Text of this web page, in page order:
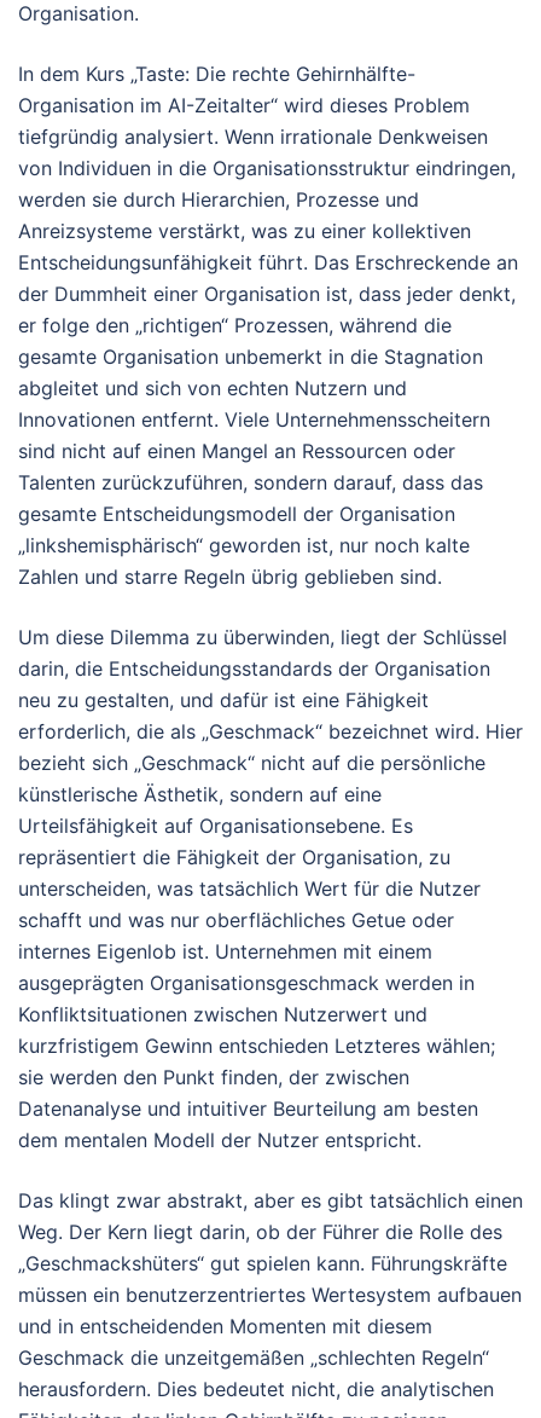
Organisation.
In dem Kurs „Taste: Die rechte Gehirnhälfte-
Organisation im AI-Zeitalter“ wird dieses Problem
tiefgründig analysiert. Wenn irrationale Denkweisen
von Individuen in die Organisationsstruktur eindringen,
werden sie durch Hierarchien, Prozesse und
Anreizsysteme verstärkt, was zu einer kollektiven
Entscheidungsunfähigkeit führt. Das Erschreckende an
der Dummheit einer Organisation ist, dass jeder denkt,
er folge den „richtigen“ Prozessen, während die
gesamte Organisation unbemerkt in die Stagnation
abgleitet und sich von echten Nutzern und
Innovationen entfernt. Viele Unternehmensscheitern
sind nicht auf einen Mangel an Ressourcen oder
Talenten zurückzuführen, sondern darauf, dass das
gesamte Entscheidungsmodell der Organisation
„linkshemisphärisch“ geworden ist, nur noch kalte
Zahlen und starre Regeln übrig geblieben sind.
Um diese Dilemma zu überwinden, liegt der Schlüssel
darin, die Entscheidungsstandards der Organisation
neu zu gestalten, und dafür ist eine Fähigkeit
erforderlich, die als „Geschmack“ bezeichnet wird. Hier
bezieht sich „Geschmack“ nicht auf die persönliche
künstlerische Ästhetik, sondern auf eine
Urteilsfähigkeit auf Organisationsebene. Es
repräsentiert die Fähigkeit der Organisation, zu
unterscheiden, was tatsächlich Wert für die Nutzer
schafft und was nur oberflächliches Getue oder
internes Eigenlob ist. Unternehmen mit einem
ausgeprägten Organisationsgeschmack werden in
Konfliktsituationen zwischen Nutzerwert und
kurzfristigem Gewinn entschieden Letzteres wählen;
sie werden den Punkt finden, der zwischen
Datenanalyse und intuitiver Beurteilung am besten
dem mentalen Modell der Nutzer entspricht.
Das klingt zwar abstrakt, aber es gibt tatsächlich einen
Weg. Der Kern liegt darin, ob der Führer die Rolle des
„Geschmackshüters“ gut spielen kann. Führungskräfte
müssen ein benutzerzentriertes Wertesystem aufbauen
und in entscheidenden Momenten mit diesem
Geschmack die unzeitgemäßen „schlechten Regeln“
herausfordern. Dies bedeutet nicht, die analytischen